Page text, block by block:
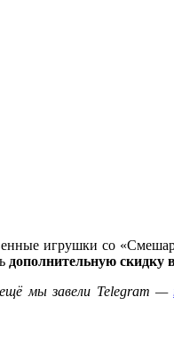
игрушки со
дополнительную
мы завели Telegram —